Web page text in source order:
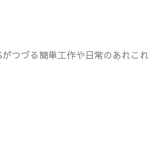
つづる簡単工作や日常のあれこれ